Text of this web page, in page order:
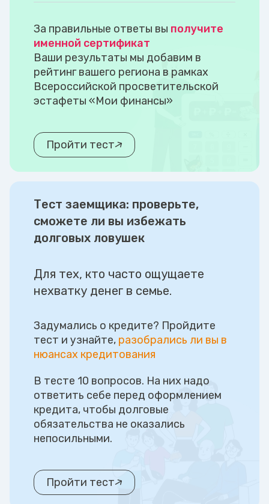
За правильные ответы вы получите
именной сертификат
Ваши результаты мы добавим в
рейтинг вашего региона в рамках
Всероссийской просветительской
эстафеты «Мои финансы»
Пройти тест
Тест заемщика: проверьте,
сможете ли вы избежать
долговых ловушек
Для тех, кто часто ощущаете
нехватку денег в семье.
Задумались о кредите? Пройдите
тест и узнайте, разобрались ли вы в
нюансах кредитования
В тесте 10 вопросов. На них надо
ответить себе перед оформлением
кредита, чтобы долговые
обязательства не оказались
непосильными.
Пройти тест